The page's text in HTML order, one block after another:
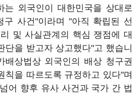
는 외국인이 대한민국을 상대로
구 사건"이라며 "아직 확립된 선
및 사실관계의 핵심 쟁점에 대
단을 받고자 상고했다"고 했습니
배상법상 외국인의 배상 청구권
칙을 따르도록 규정하고 있다"며
어 향후 유사 사건과 국가 간 법